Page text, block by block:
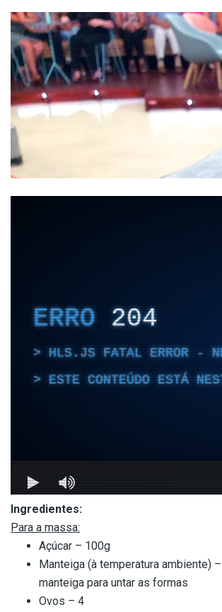
Ingredientes:
Para a massa:
Açúcar – 100g
Manteiga (à temperatura ambiente)
manteiga para untar as formas
Ovos – 4